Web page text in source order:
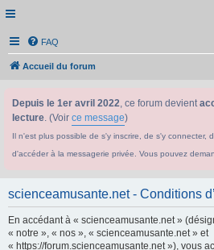
FAQ
Accueil du forum
Depuis le 1er avril 2022, ce forum devient
lecture. (Voir ce message)
Il n'est plus possible de s'y inscrire, de s'y connecter,
d'accéder à la messagerie privée. Vous pouvez
scienceamusante.net - Conditions
En accédant à « scienceamusante.net »
« notre », « nos », « scienceamusante.net » et
« https://forum.scienceamusante.net »), vous